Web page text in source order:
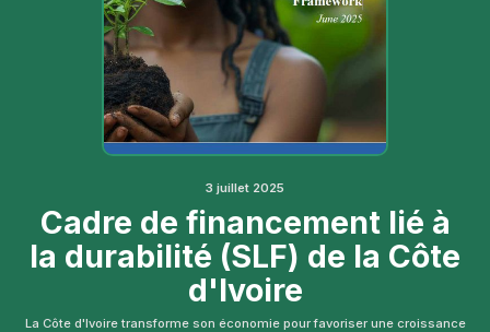
3 juillet 2025
Cadre de financement lié à
la durabilité (SLF) de la Côte
d'Ivoire
La Côte d'Ivoire transforme son économie pour favoriser une croissance